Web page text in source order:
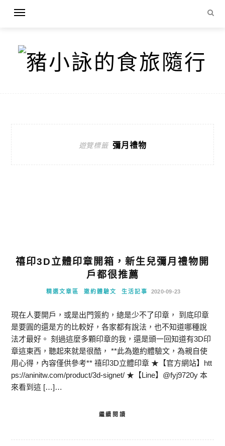
遊覽標籤 彌月禮物
禧印3D立體印章開箱，新生兒彌月禮物開
戶都很推薦
精選文章區 邀約體驗文 生活記事 2020-09-23
現在人要開戶，或是出門簽約，總是少不了印章， 到底印章
是要圓的還是方的比較好，各家都有說法，也不知道哪種說
法才最好。 刻過這麼多顆印章的我，還是頭一回知道有3D印
章這東西，聽起來就是很酷， **此為邀約體驗文，為親自使
用心得，內容僅供參考** 禧印3D立體印章 ★【官方網站】htt
ps://aninitw.com/product/3d-signet/ ★【Line】@fyj9720y 本
來看到這 […]…
繼續閱讀